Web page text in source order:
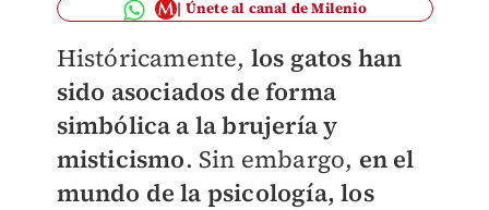
Únete al canal de Milenio
Históricamente, los gatos han
sido asociados de forma
simbólica a la brujería y
misticismo. Sin embargo, en el
mundo de la psicología, los